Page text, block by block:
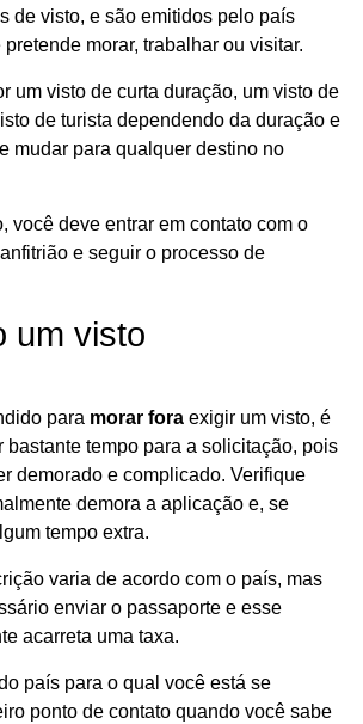
de visto, e são emitidos pelo país
morar, trabalhar ou visitar.
um visto de curta duração, um visto de
de turista dependendo da duração e
mudar para qualquer destino no
você deve entrar em contato com o
e seguir o processo de
um visto
para morar fora exigir um visto, é
bastante tempo para a solicitação, pois
demorado e complicado. Verifique
demora a aplicação e, se
tempo extra.
varia de acordo com o país, mas
enviar o passaporte e esse
acarreta uma taxa.
país para o qual você está se
ponto de contato quando você sabe